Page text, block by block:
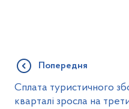
Попередня
Сплата туристичного
кварталі зросла на